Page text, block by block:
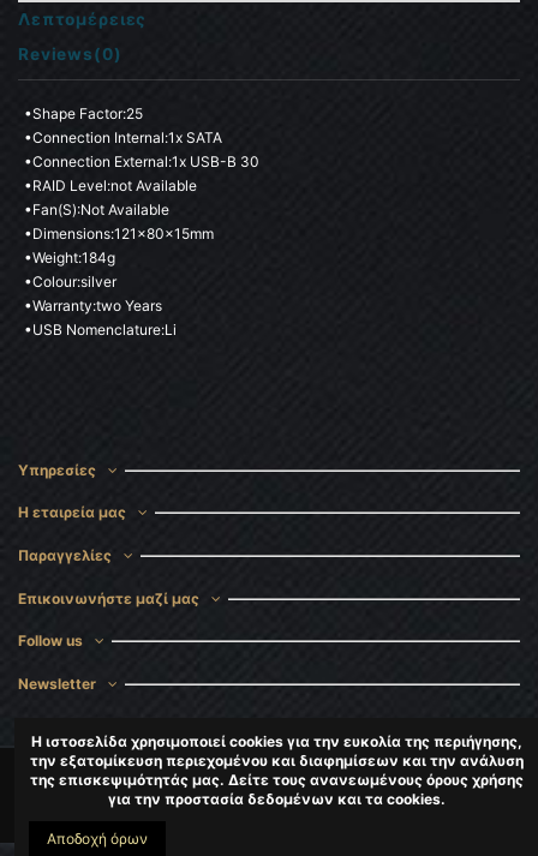
Λεπτομέρειες
Reviews(0)
•shape Factor:25
•Connection Internal:1x SATA
•Connection External:1x USB-B 30
•RAID Level:not Available
•Fan(s):not Available
•Dimensions:121x80x15mm
•Weight:184g
•Colour:silver
•Warranty:two Years
•USB Nomenclature:Li
Υπηρεσίες
Η εταιρεία μας
Παραγγελίες
Επικοινωνήστε μαζί μας
Follow us
Newsletter
Η ιστοσελίδα χρησιμοποιεί cookies για την ευκολία της περιήγησης,
την εξατομίκευση περιεχομένου και διαφημίσεων και την ανάλυση
της επισκεψιμότητάς μας. Δείτε τους ανανεωμένους όρους χρήσης
για την προστασία δεδομένων και τα cookies.
Αποδοχή όρων